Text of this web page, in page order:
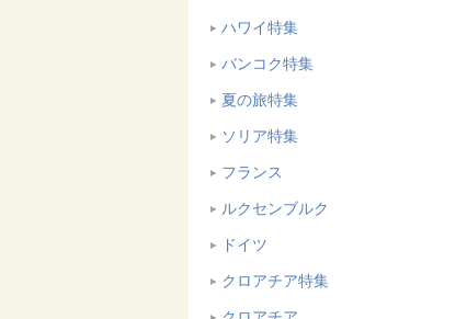
ハワイ特集
バンコク特集
夏の旅特集
ソリア特集
フランス
ルクセンブルク
ドイツ
クロアチア特集